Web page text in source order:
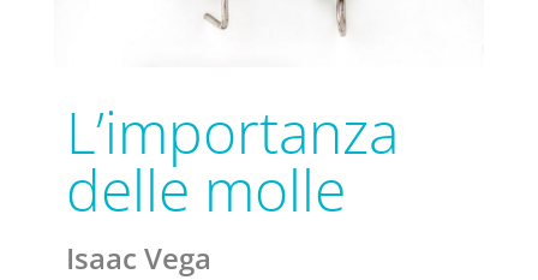
L’importanza
delle molle
Isaac Vega